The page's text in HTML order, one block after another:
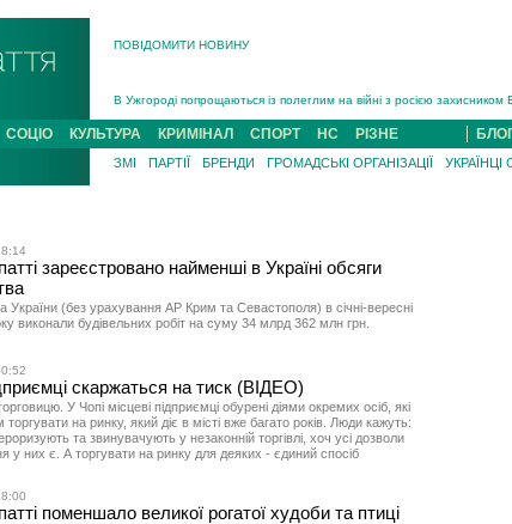
ПОВІДОМИТИ НОВИНУ
В Ужгороді попрощаються із полеглим на війні з росією
В Ужгороді 5 серпня попрощаються із захисником Богданом
Підтвердили загибель захисника із Нанкова на Хустщині Юліана
На війні з рф поліг військовий з Виноградова Ігнат Роздяловський
СОЦІО КУЛЬТУРА КРИМІНАЛ СПОРТ НС РІЗНЕ
ЗМІ ПАРТІЇ БРЕНДИ ГРОМАДСЬКІ ОРГАНІЗАЦІЇ
зареєстровано найменші в Україні обсяги
України (без урахування АР Крим та Севастополя) в січні-вересні
виконали будівельних робіт на суму 34 млрд 362 млн грн.
скаржаться на тиск (ВІДЕО)
У Чопі місцеві підприємці обурені діями окремих осіб, які
на ринку, який діє в місті вже багато років. Люди кажуть:
та звинувачують у незаконній торгівлі, хоч усі дозволи
у них є. А торгувати на ринку для деяких - єдиний спосіб
поменшало великої рогатої худоби та птиці